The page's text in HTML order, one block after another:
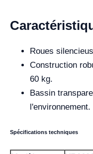
Roues
Construction
60 kg.
Bassin
l'environnement.
Spécifications techniques